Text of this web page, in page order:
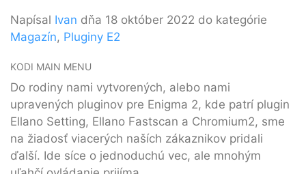
Napísal Ivan dňa 18 október 2022 do kategórie
Magazín, Pluginy E2
KODI MAIN MENU
Do rodiny nami vytvorených, alebo nami
upravených pluginov pre Enigma 2, kde patrí plugin
Ellano Setting, Ellano Fastscan a Chromium2, sme
na žiadosť viacerých naších zákaznikov pridali
ďalší. Ide síce o jednoduchú vec, ale mnohým